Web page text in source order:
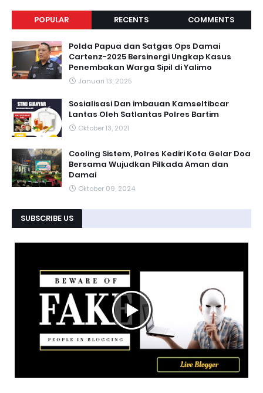
POPULAR RECENTS COMMENTS
Polda Papua dan Satgas Ops Damai
Cartenz-2025 Bersinergi Ungkap Kasus
Penembakan Warga Sipil di Yalimo
Januari 13, 2025
Sosialisasi Dan imbauan Kamseltibcar
Lantas Oleh Satlantas Polres Bartim
Oktober 13, 2021
Cooling Sistem, Polres Kediri Kota Gelar Doa
Bersama Wujudkan Pilkada Aman dan
Damai
Oktober 09, 2024
SUBSCRIBE US